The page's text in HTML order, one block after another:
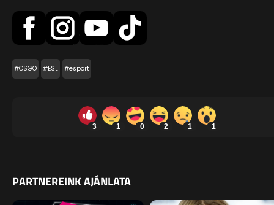
#CSGO #ESL #esport
3 1 0 2 1 1
PARTNEREINK AJÁNLATA